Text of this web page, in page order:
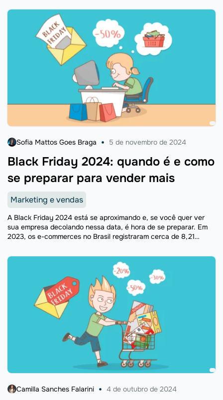
para ...
Black Friday 2024: quando é e como
se preparar para vender mais
Sofia Mattos Goes Braga 5 de novembro de 2024
Marketing e vendas
A Black Friday 2024 está se aproximando e, se você quer ver
sua empresa decolando nessa data, é hora de se preparar. Em
2023, os e-commerces no Brasil registraram cerca de 8,21
Camilla Sanches Falarini 4 de outubro de 2024